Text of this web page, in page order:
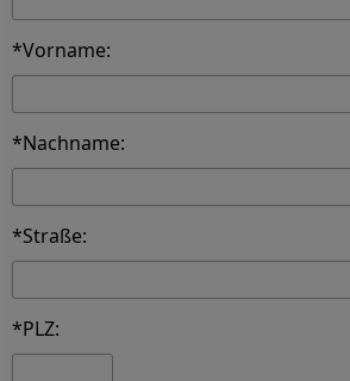
*Vorname:
*Nachname:
*Straße:
*PLZ: